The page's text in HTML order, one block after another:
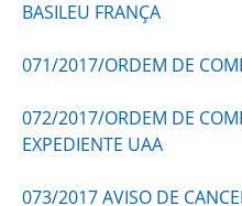
BASILEU FRANÇA
071/2017/ORDEM DE
072/2017/ORDEM DE
EXPEDIENTE UAA
073/2017 AVISO DE